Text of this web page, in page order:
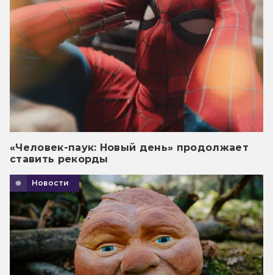
«Человек-паук: Новый день» продолжает
ставить рекорды
Новости